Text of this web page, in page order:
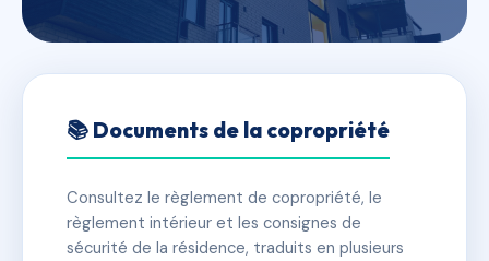
SDC 4 rue Alasseur
✓ Immatriculée 🏠 27 lots 🏗 1 bâtiment(s)
📚 Documents de la copropriété
Consultez le règlement de copropriété, le
règlement intérieur et les consignes de
sécurité de la résidence, traduits en plusieurs